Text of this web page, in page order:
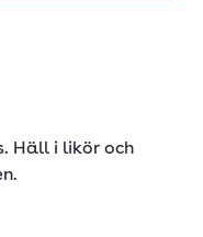
Häll i likör och